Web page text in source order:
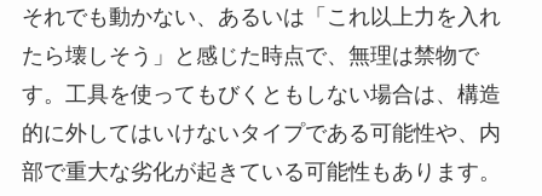
それでも動かない、あるいは「これ以上力を入れ
たら壊しそう」と感じた時点で、無理は禁物で
す。工具を使ってもびくともしない場合は、構造
的に外してはいけないタイプである可能性や、内
部で重大な劣化が起きている可能性もあります。